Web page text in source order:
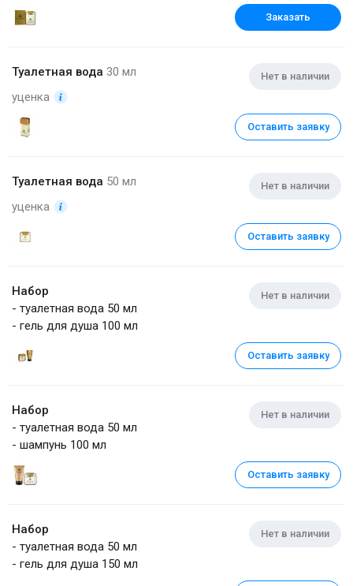
Заказать
Туалетная вода 30 мл
уценка
Нет в наличии
Оставить заявку
Туалетная вода 50 мл
уценка
Нет в наличии
Оставить заявку
Набор
- туалетная вода 50 мл
- гель для душа 100 мл
Нет в наличии
Оставить заявку
Набор
- туалетная вода 50 мл
- шампунь 100 мл
Нет в наличии
Оставить заявку
Набор
- туалетная вода 50 мл
- гель для душа 150 мл
Нет в наличии